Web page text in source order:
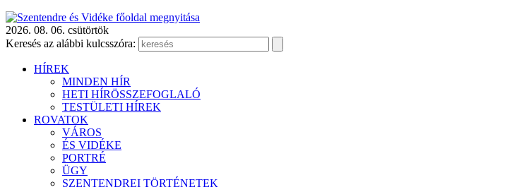
2026. 08. 06. csütörtök
Keresés az alábbi kulcsszóra:
HÍREK
MINDEN HÍR
HETI HÍRÖSSZEFOGLALÓ
TESTÜLETI HÍREK
ROVATOK
VÁROS
ÉS VIDÉKE
PORTRÉ
ÜGY
SZENTENDREI TÖRTÉNETEK